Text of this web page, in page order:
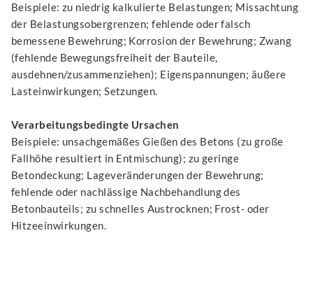
Beispiele: zu niedrig kalkulierte Belastungen; Missachtung
der Belastungsobergrenzen; fehlende oder falsch
bemessene Bewehrung; Korrosion der Bewehrung; Zwang
(fehlende Bewegungsfreiheit der Bauteile,
ausdehnen/zusammenziehen); Eigenspannungen; äußere
Lasteinwirkungen; Setzungen.
Verarbeitungsbedingte Ursachen
Beispiele: unsachgemäßes Gießen des Betons (zu große
Fallhöhe resultiert in Entmischung); zu geringe
Betondeckung; Lageveränderungen der Bewehrung;
fehlende oder nachlässige Nachbehandlung des
Betonbauteils; zu schnelles Austrocknen; Frost- oder
Hitzeeinwirkungen.